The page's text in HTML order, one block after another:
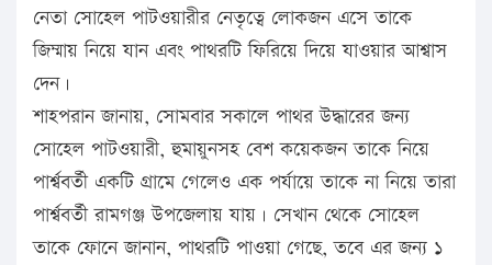
নেতা সোহেল পাটওয়ারীর নেতৃত্বে লোকজন এসে তাকে
জিম্মায় নিয়ে যান এবং পাথরটি ফিরিয়ে দিয়ে যাওয়ার আশ্বাস
দেন।
শাহপরান জানায়, সোমবার সকালে পাথর উদ্ধারের জন্য
সোহেল পাটওয়ারী, হুমায়ুনসহ বেশ কয়েকজন তাকে নিয়ে
পার্শ্ববর্তী একটি গ্রামে গেলেও এক পর্যায়ে তাকে না নিয়ে তারা
পার্শ্ববর্তী রামগঞ্জ উপজেলায় যায়। সেখান থেকে সোহেল
তাকে ফোনে জানান, পাথরটি পাওয়া গেছে, তবে এর জন্য ১